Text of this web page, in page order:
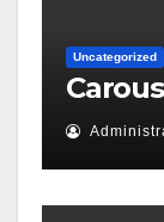
Uncategorized